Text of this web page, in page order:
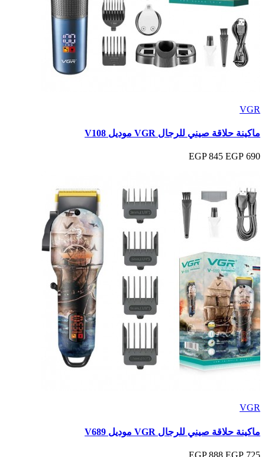
VGR
ماكينة حلاقة صيني للرجال VGR موديل V108
690 EGP
845 EGP
VGR
ماكينة حلاقة صيني للرجال VGR موديل V689
725 EGP
888 EGP